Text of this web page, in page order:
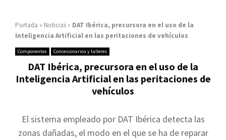
Portada » Noticias » DAT Ibérica, precursora en el uso de la
Inteligencia Artificial en las peritaciones de vehículos
Componentes Concesionarios y talleres
DAT Ibérica, precursora en el uso de la
Inteligencia Artificial en las peritaciones de
vehículos
El sistema empleado por DAT Ibérica detecta las
zonas dañadas, el modo en el que se ha de reparar